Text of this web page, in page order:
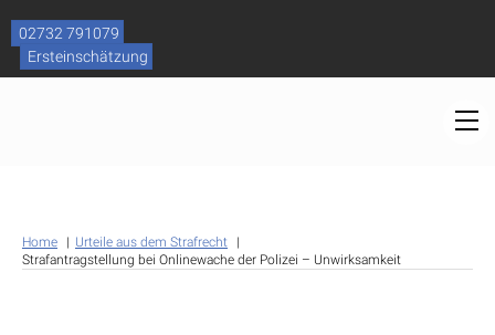
content
02732 791079
Ersteinschätzung
Home
Urteile aus dem Strafrecht
Strafantragstellung bei Onlinewache der Polizei – Unwirksamkeit